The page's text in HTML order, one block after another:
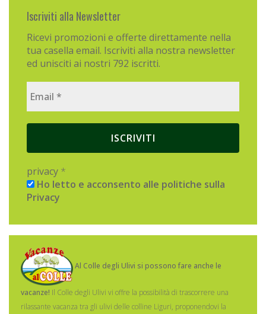
Iscriviti alla Newsletter
Ricevi promozioni e offerte direttamente nella
tua casella email. Iscriviti alla nostra newsletter
ed unisciti ai nostri 792 iscritti.
privacy *
Ho letto e acconsento alle politiche sulla
Privacy
Al Colle degli Ulivi si possono fare anche le
vacanze! Il Colle degli Ulivi vi offre la possibilità di trascorrere una
rilassante vacanza tra gli ulivi delle colline Liguri, proponendovi la